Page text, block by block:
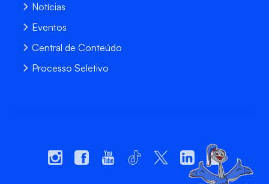
Notícias
Eventos
Central de Conteúdo
Processo Seletivo